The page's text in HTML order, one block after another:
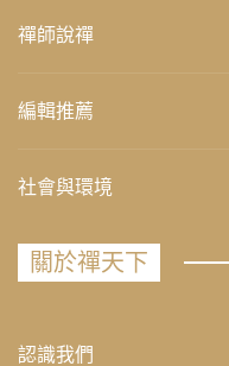
禪師說禪
編輯推薦
社會與環境
關於禪天下
認識我們